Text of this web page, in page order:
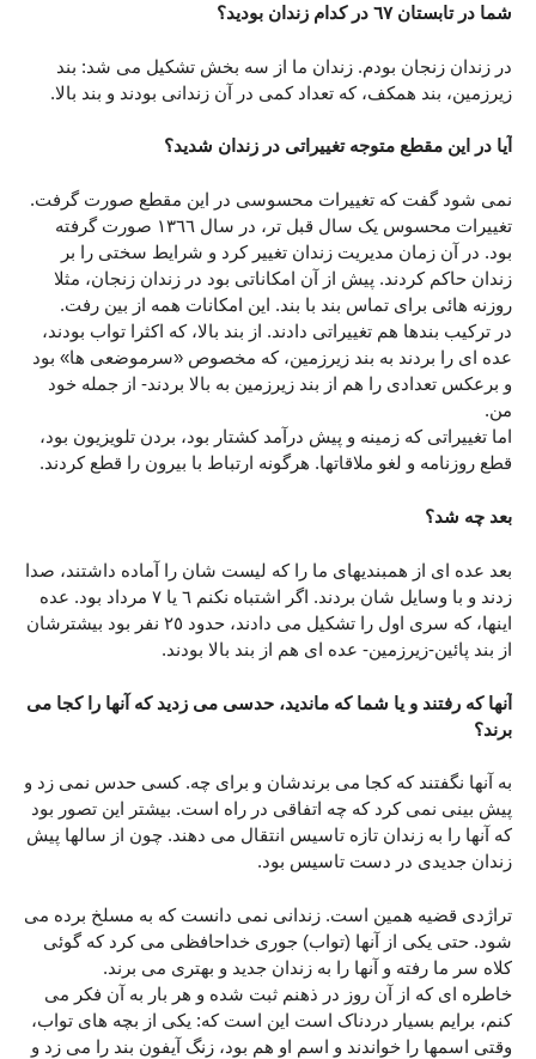
شما در تابستان ٦٧ در کدام زندان بودید؟
در زندان زنجان بودم. زندان ما از سه بخش تشکیل می شد: بند
زیرزمین، بند همکف، که تعداد کمی در آن زندانی بودند و بند بالا.
آیا در این مقطع متوجه تغییراتی در زندان شدید؟
نمی شود گفت که تغییرات محسوسی در این مقطع صورت گرفت.
تغییرات محسوس یک سال قبل تر، در سال ١٣٦٦ صورت گرفته
بود. در آن زمان مدیریت زندان تغییر کرد و شرایط سختی را بر
زندان حاکم کردند. پیش از آن امکاناتی بود در زندان زنجان، مثلا
روزنه هائی برای تماس بند با بند. این امکانات همه از بین رفت.
در ترکیب بندها هم تغییراتی دادند. از بند بالا، که اکثرا تواب بودند،
عده ای را بردند به بند زیرزمین، که مخصوص «سرموضعی ها» بود
و برعکس تعدادی را هم از بند زیرزمین به بالا بردند- از جمله خود
من.
اما تغییراتی که زمینه و پیش درآمد کشتار بود، بردن تلویزیون بود،
قطع روزنامه و لغو ملاقاتها. هرگونه ارتباط با بیرون را قطع کردند.
بعد چه شد؟
بعد عده ای از همبندیهای ما را که لیست شان را آماده داشتند، صدا
زدند و با وسایل شان بردند. اگر اشتباه نکنم ٦ یا ٧ مرداد بود. عده
اینها، که سری اول را تشکیل می دادند، حدود ٢٥ نفر بود بیشترشان
از بند پائین-زیرزمین- عده ای هم از بند بالا بودند.
آنها که رفتند و یا شما که ماندید، حدسی می زدید که آنها را کجا می
برند؟
به آنها نگفتند که کجا می برندشان و برای چه. کسی حدس نمی زد و
پیش بینی نمی کرد که چه اتفاقی در راه است. بیشتر این تصور بود
که آنها را به زندان تازه تاسیس انتقال می دهند. چون از سالها پیش
زندان جدیدی در دست تاسیس بود.
تراژدی قضیه همین است. زندانی نمی دانست که به مسلخ برده می
شود. حتی یکی از آنها (تواب) جوری خداحافظی می کرد که گوئی
کلاه سر ما رفته و آنها را به زندان جدید و بهتری می برند.
خاطره ای که از آن روز در ذهنم ثبت شده و هر بار به آن فکر می
کنم، برایم بسیار دردناک است این است که: یکی از بچه های تواب،
وقتی اسمها را خواندند و اسم او هم بود، زنگ آیفون بند را می زد و